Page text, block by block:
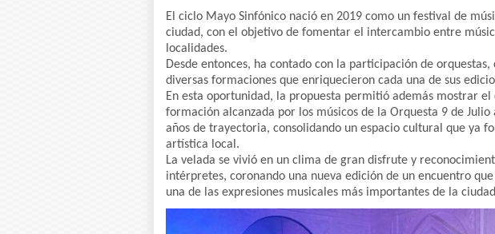
El ciclo Mayo Sinfónico nació en 2019 como un festival de
ciudad, con el objetivo de fomentar el intercambio entre
localidades.
Desde entonces, ha contado con la participación de orquestas,
diversas formaciones que enriquecieron cada una de sus
En esta oportunidad, la propuesta permitió además mostrar
formación alcanzada por los músicos de la Orquesta 9 de
años de trayectoria, consolidando un espacio cultural que ya
artística local.
La velada se vivió en un clima de gran disfrute y
intérpretes, coronando una nueva edición de un encuentro
una de las expresiones musicales más importantes de la